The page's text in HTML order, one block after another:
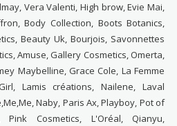
Vera Valenti, High brow, Evie Mai,
Body Collection, Boots Botanics,
Beauty Uk, Bourjois, Savonnettes
Amuse, Gallery Cosmetics, Omerta,
Maybelline, Grace Cole, La Femme
Lamis créations, Nailene, Laval
Naby, Paris Ax, Playboy, Pot of
Pink Cosmetics, L'Oréal, Qianyu,